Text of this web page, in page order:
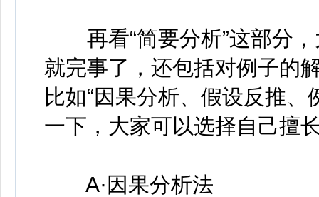
再看“简要分析”这部分，
就完事了，还包括对例子的
比如“因果分析、假设反推
一下，大家可以选择自己擅
A·因果分析法